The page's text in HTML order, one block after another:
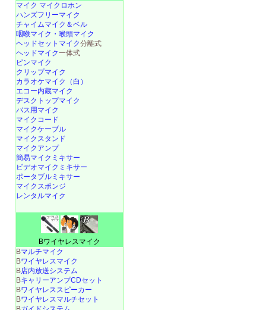
マイク マイクロホン
ハンズフリーマイク
チャイムマイク＆ベル
咽喉マイク・喉頭マイク
ヘッドセットマイク分離式
ヘッドマイク一体式
ピンマイク
クリップマイク
カラオケマイク（白）
エコー内蔵マイク
デスクトップマイク
バス用マイク
マイクコード
マイクケーブル
マイクスタンド
マイクアンプ
簡易マイクミキサー
ビデオマイクミキサー
ポータブルミキサー
マイクスポンジ
レンタルマイク
Bワイヤレスマイク
Bマルチマイク
Bワイヤレスマイク
B店内放送システム
BキャリーアンプCDセット
Bワイヤレススピーカー
Bワイヤレスマルチセット